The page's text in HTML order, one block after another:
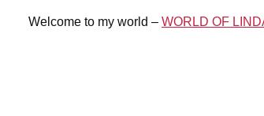
Welcome to my world – WORLD OF